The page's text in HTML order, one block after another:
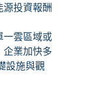
源投資報酬
一雲區域或
企業加快多
設施與觀